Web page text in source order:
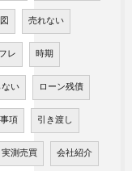
売れない
レ 時期
い ローン残債
項 引き渡し
実測売買 会社紹介